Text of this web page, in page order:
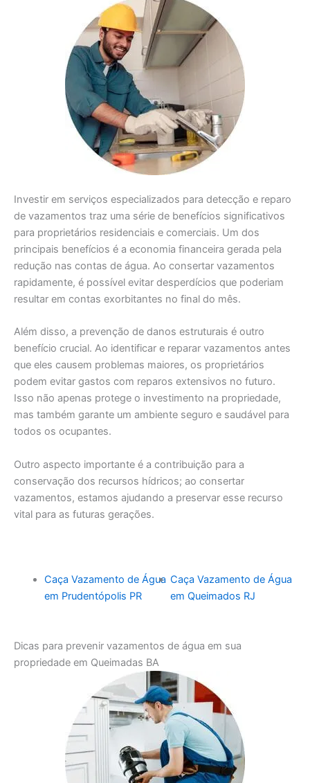
Investir em serviços especializados para detecção e reparo
de vazamentos traz uma série de benefícios significativos
para proprietários residenciais e comerciais. Um dos
principais benefícios é a economia financeira gerada pela
redução nas contas de água. Ao consertar vazamentos
rapidamente, é possível evitar desperdícios que poderiam
resultar em contas exorbitantes no final do mês.
Além disso, a prevenção de danos estruturais é outro
benefício crucial. Ao identificar e reparar vazamentos antes
que eles causem problemas maiores, os proprietários
podem evitar gastos com reparos extensivos no futuro.
Isso não apenas protege o investimento na propriedade,
mas também garante um ambiente seguro e saudável para
todos os ocupantes.
Outro aspecto importante é a contribuição para a
conservação dos recursos hídricos; ao consertar
vazamentos, estamos ajudando a preservar esse recurso
vital para as futuras gerações.
Caça Vazamento de Água
em Prudentópolis PR
Caça Vazamento de Água
em Queimados RJ
Dicas para prevenir vazamentos de água em sua
propriedade em Queimadas BA